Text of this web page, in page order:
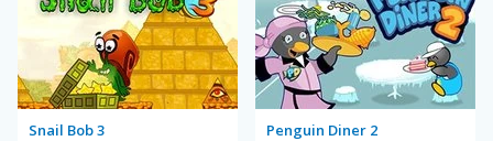
Snail Bob 3 Penguin Diner 2